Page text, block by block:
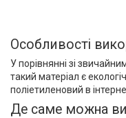
Особливості
У порівнянні зі
такий матеріал є
поліетиленовий в
Де саме можна